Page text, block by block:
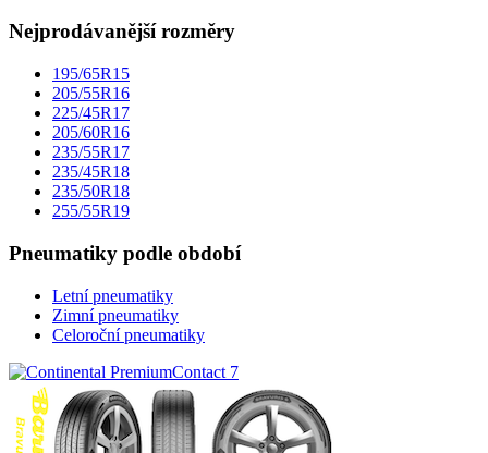
Nejprodávanější rozměry
195/65R15
205/55R16
225/45R17
205/60R16
235/55R17
235/45R18
235/50R18
255/55R19
Pneumatiky podle období
Letní pneumatiky
Zimní pneumatiky
Celoroční pneumatiky